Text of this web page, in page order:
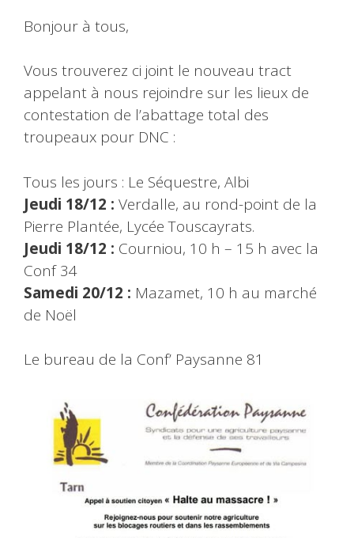
Bonjour à tous,
Vous trouverez ci joint le nouveau tract
appelant à nous rejoindre sur les lieux de
contestation de l’abattage total des
troupeaux pour DNC :
Tous les jours : Le Séquestre, Albi
Jeudi 18/12 : Verdalle, au rond-point de la
Pierre Plantée, Lycée Touscayrats.
Jeudi 18/12 : Courniou, 10 h – 15 h avec la
Conf 34
Samedi 20/12 : Mazamet, 10 h au marché
de Noël
Le bureau de la Conf’ Paysanne 81